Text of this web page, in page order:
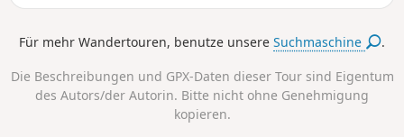
Für mehr Wandertouren, benutze unsereSuchmaschine .
Die Beschreibungen und GPX-Daten dieser Tour sind Eigentum
des Autors/der Autorin. Bitte nicht ohne Genehmigung
kopieren.